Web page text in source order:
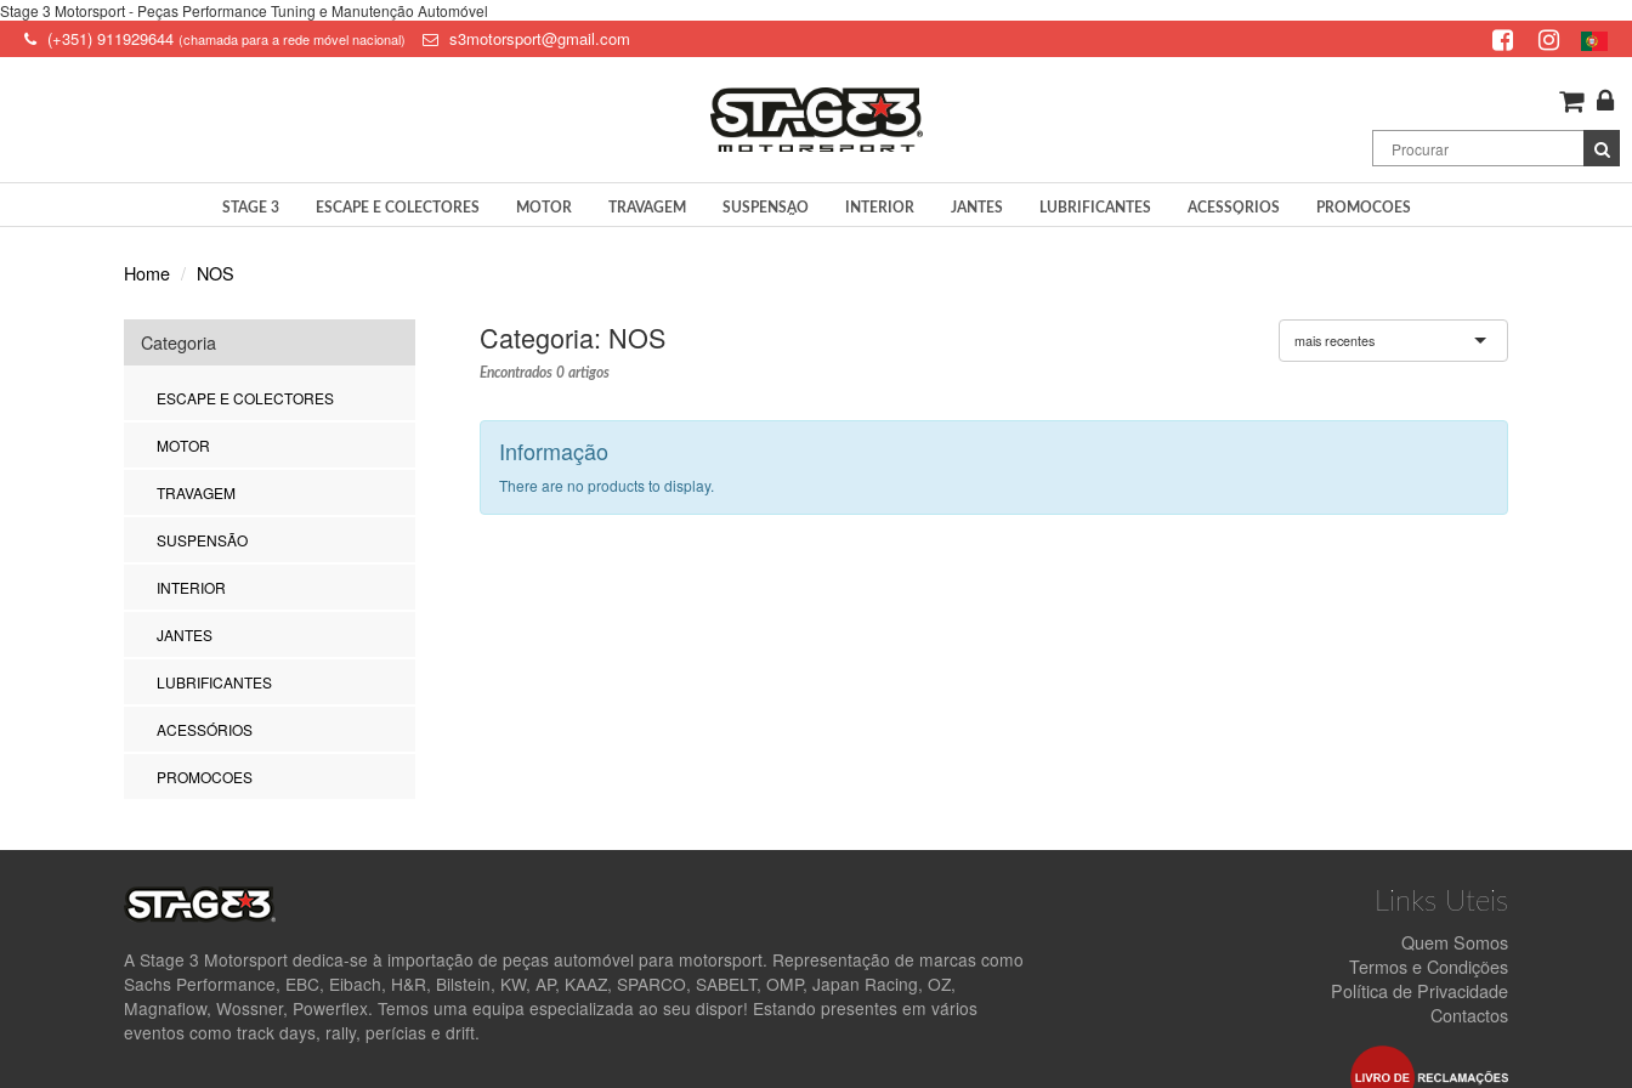
Stage 3 Motorsport - Peças Performance Tuning e Manutenção Automóvel
(+351) 911929644 (chamada para a rede móvel nacional) s3motorsport@gmail.com
STAGE 3 ESCAPE E COLECTORES MOTOR TRAVAGEM SUSPENSÃO INTERIOR JANTES LUBRIFICANTES ACESSÓRIOS PROMOCOES
Home NOS
Categoria
ESCAPE E COLECTORES
MOTOR
TRAVAGEM
SUSPENSÃO
INTERIOR
JANTES
LUBRIFICANTES
ACESSÓRIOS
PROMOCOES
Categoria: NOS
Encontrados 0 artigos
mais recentes
Informação
There are no products to display.
A Stage 3 Motorsport dedica-se à importação de peças automóvel para motorsport. Representação de marcas como
Sachs Performance, EBC, Eibach, H&R, Bilstein, KW, AP, KAAZ, SPARCO, SABELT, OMP, Japan Racing, OZ,
Magnaflow, Wossner, Powerflex. Temos uma equipa especializada ao seu dispor! Estando presentes em vários
eventos como track days, rally, perícias e drift.
Links Uteis
Quem Somos
Termos e Condições
Política de Privacidade
Contactos